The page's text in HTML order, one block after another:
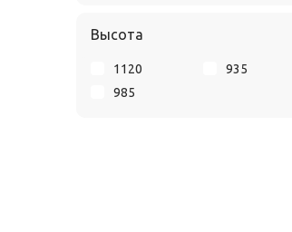
Высота
1120
935
985